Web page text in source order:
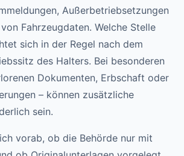
Außerbetriebsetzungen
Fahrzeugdaten. Welche Stelle
sich in der Regel nach dem
des Halters. Bei besonderen
Dokumenten, Erbschaft oder
– können zusätzliche
sein.
vorab, ob die Behörde nur mit